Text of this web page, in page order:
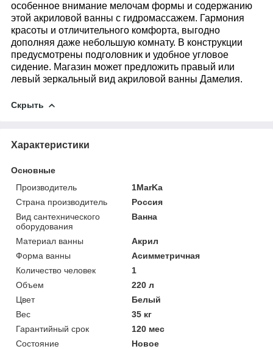
особенное внимание мелочам формы и содержанию
этой акриловой ванны с гидромассажем. Гармония
красоты и отличительного комфорта, выгодно
дополняя даже небольшую комнату. В конструкции
предусмотрены подголовник и удобное угловое
сидение. Магазин может предложить правый или
левый зеркальный вид акриловой ванны Дамелия.
Скрыть
Характеристики
Основные
Производитель
1MarKa
Страна производитель
Россия
Вид сантехнического
оборудования
Ванна
Материал ванны
Акрил
Форма ванны
Асимметричная
Количество человек
1
Объем
220 л
Цвет
Белый
Вес
35 кг
Гарантийный срок
120 мес
Состояние
Новое